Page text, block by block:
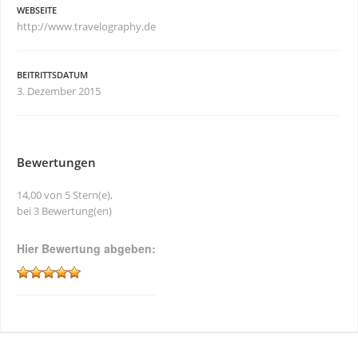
WEBSEITE
http://www.travelography.de
BEITRITTSDATUM
3. Dezember 2015
Bewertungen
14,00 von 5 Stern(e),
bei 3 Bewertung(en)
Hier Bewertung abgeben: